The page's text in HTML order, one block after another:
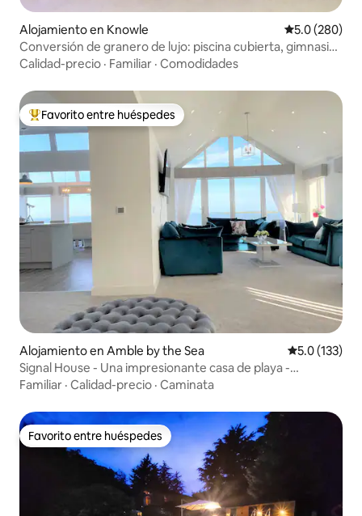
Alojamiento en Knowle Calificación
5.0 (280)
Conversión de granero de lujo: piscina cubierta, gimnasio
y jacuzzi
Calidad-precio · Familiar · Comodidades
Favorito entre huéspedes preferido
Favorito entre huéspedes
Alojamiento en Amble by the Sea Calificación
5.0 (133)
Signal House - Una impresionante casa de playa -
Construida en 2020
Familiar · Calidad-precio · Caminata
Favorito entre huéspedes
Favorito entre huéspedes